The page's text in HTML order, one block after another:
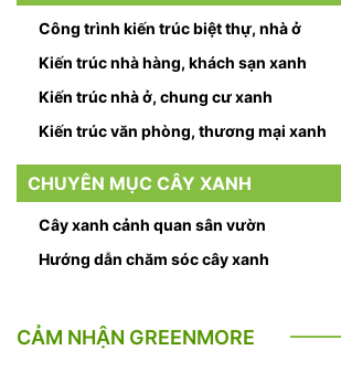
Công trình kiến trúc biệt thự, nhà ở
Kiến trúc nhà hàng, khách sạn xanh
Kiến trúc nhà ở, chung cư xanh
Kiến trúc văn phòng, thương mại xanh
CHUYÊN MỤC CÂY XANH
Cây xanh cảnh quan sân vườn
Hướng dẫn chăm sóc cây xanh
CẢM NHẬN GREENMORE